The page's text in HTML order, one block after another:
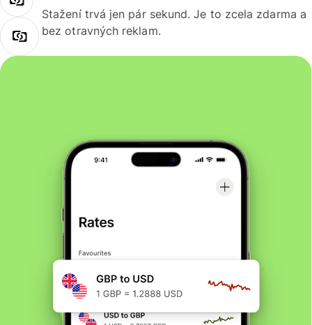
Stažení trvá jen pár sekund. Je to zcela zdarma a
bez otravných reklam.